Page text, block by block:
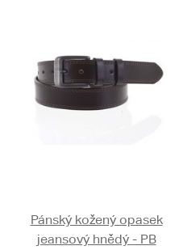
Pánský kožený opasek
jeansový hnědý - PB